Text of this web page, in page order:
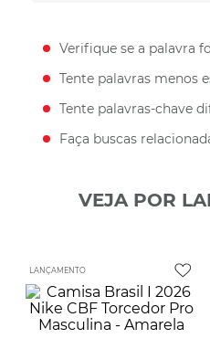
Verifique se a palavra
Tente palavras menos
Tente palavras-chave
Faça buscas
VEJA POR
LANÇAMENTO